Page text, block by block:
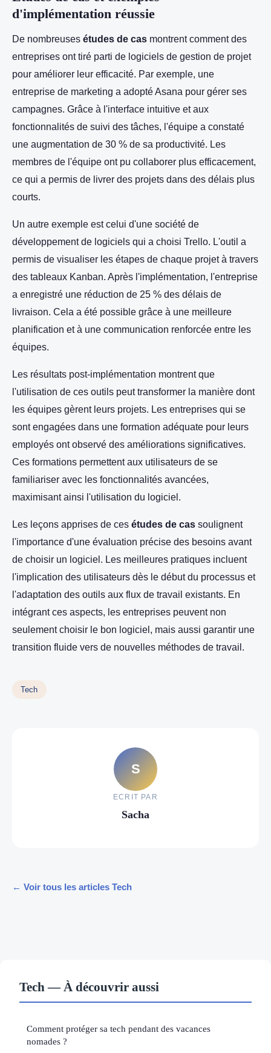
d'implémentation réussie
De nombreuses études de cas montrent comment des
entreprises ont tiré parti de logiciels de gestion de projet
pour améliorer leur efficacité. Par exemple, une
entreprise de marketing a adopté Asana pour gérer ses
campagnes. Grâce à l'interface intuitive et aux
fonctionnalités de suivi des tâches, l'équipe a constaté
une augmentation de 30 % de sa productivité. Les
membres de l'équipe ont pu collaborer plus efficacement,
ce qui a permis de livrer des projets dans des délais plus
courts.
Un autre exemple est celui d'une société de
développement de logiciels qui a choisi Trello. L'outil a
permis de visualiser les étapes de chaque projet à travers
des tableaux Kanban. Après l'implémentation, l'entreprise
a enregistré une réduction de 25 % des délais de
livraison. Cela a été possible grâce à une meilleure
planification et à une communication renforcée entre les
équipes.
Les résultats post-implémentation montrent que
l'utilisation de ces outils peut transformer la manière dont
les équipes gèrent leurs projets. Les entreprises qui se
sont engagées dans une formation adéquate pour leurs
employés ont observé des améliorations significatives.
Ces formations permettent aux utilisateurs de se
familiariser avec les fonctionnalités avancées,
maximisant ainsi l'utilisation du logiciel.
Les leçons apprises de ces études de cas soulignent
l'importance d'une évaluation précise des besoins avant
de choisir un logiciel. Les meilleures pratiques incluent
l'implication des utilisateurs dès le début du processus et
l'adaptation des outils aux flux de travail existants. En
intégrant ces aspects, les entreprises peuvent non
seulement choisir le bon logiciel, mais aussi garantir une
transition fluide vers de nouvelles méthodes de travail.
Tech
S
ECRIT PAR
Sacha
← Voir tous les articles Tech
Tech — À découvrir aussi
Comment protéger sa tech pendant des vacances
nomades ?